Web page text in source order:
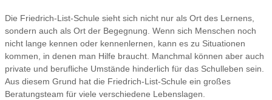
Die Friedrich-List-Schule sieht sich nicht nur als Ort des Lernens,
sondern auch als Ort der Begegnung. Wenn sich Menschen noch
nicht lange kennen oder kennenlernen, kann es zu Situationen
kommen, in denen man Hilfe braucht. Manchmal können aber auch
private und berufliche Umstände hinderlich für das Schulleben sein.
Aus diesem Grund hat die Friedrich-List-Schule ein großes
Beratungsteam für viele verschiedene Lebenslagen.